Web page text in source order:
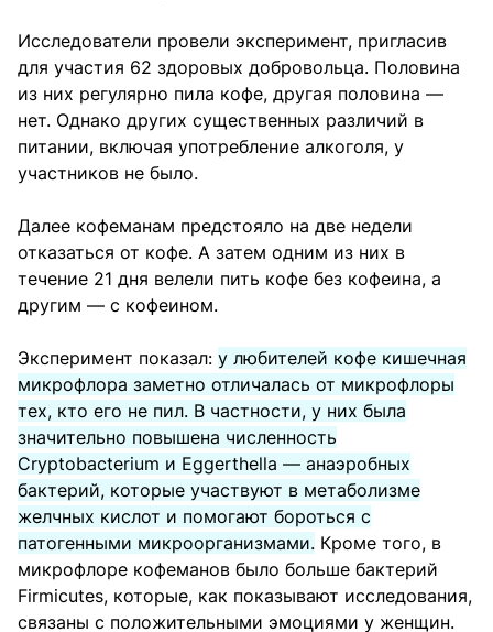
Исследователи провели эксперимент, пригласив
для участия 62 здоровых добровольца. Половина
из них регулярно пила кофе, другая половина —
нет. Однако других существенных различий в
питании, включая употребление алкоголя, у
участников не было.
Далее кофеманам предстояло на две недели
отказаться от кофе. А затем одним из них в
течение 21 дня велели пить кофе без кофеина, а
другим — с кофеином.
Эксперимент показал: у любителей кофе кишечная
микрофлора заметно отличалась от микрофлоры
тех, кто его не пил. В частности, у них была
значительно повышена численность
Cryptobacterium и Eggerthella — анаэробных
бактерий, которые участвуют в метаболизме
желчных кислот и помогают бороться с
патогенными микроорганизмами. Кроме того, в
микрофлоре кофеманов было больше бактерий
Firmicutes, которые, как показывают исследования,
связаны с положительными эмоциями у женщин.